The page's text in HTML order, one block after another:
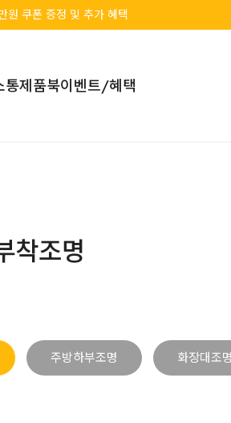
원 쿠폰 증정 및 추가 혜택
통제품북이벤트/혜택
착조명
주방하부조명 화장대조명